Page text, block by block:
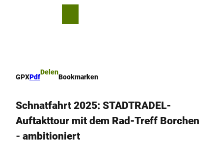
GPXPdf
Delen
Bookmarken
Schnatfahrt 2025: STADTRADEL-
Auftakttour mit dem Rad-Treff Borchen
- ambitioniert